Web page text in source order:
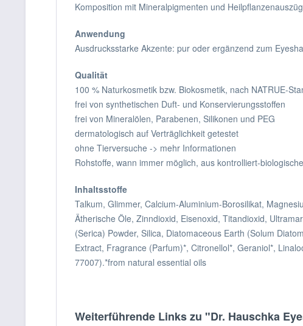
Komposition mit Mineralpigmenten und
Anwendung
Ausdrucksstarke Akzente: pur oder ergänzend zum
Qualität
100 % Naturkosmetik bzw. Biokosmetik, nach NATRUE-
frei von synthetischen Duft- und Konservierungsstoffen
frei von Mineralölen, Parabenen, Silikonen und PEG
dermatologisch auf Verträglichkeit getestet
ohne Tierversuche -> mehr Informationen
Rohstoffe, wann immer möglich, aus kontrolliert-
Inhaltsstoffe
Talkum, Glimmer, Calcium-Aluminium-Borosilikat,
Ätherische Öle, Zinndioxid, Eisenoxid, Titandioxid,
(Serica) Powder, Silica, Diatomaceous Earth (Solum
Extract, Fragrance (Parfum)*, Citronellol*, Geraniol*,
77007).*from natural essential oils
Weiterführende Links zu "Dr. Hauschka